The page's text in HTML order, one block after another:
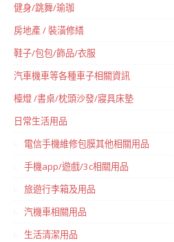
健身/跳舞/瑜珈
房地產 / 裝潢修繕
鞋子/包包/飾品/衣服
汽車機車等各種車子相關資訊
檯燈 /書桌/枕頭沙發/寢具床墊
日常生活用品
電信手機維修包膜其他相關用品
手機app/遊戲/3c相關用品
旅遊行李箱及用品
汽機車相關用品
生活清潔用品